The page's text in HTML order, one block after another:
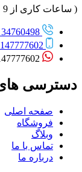
( ساعات کاری از 9 صبح الی 21 )
34760498 (041)
دسترسی
صفحه اصلی
فروشگاه
وبلاگ
تماس با ما
درباره ما